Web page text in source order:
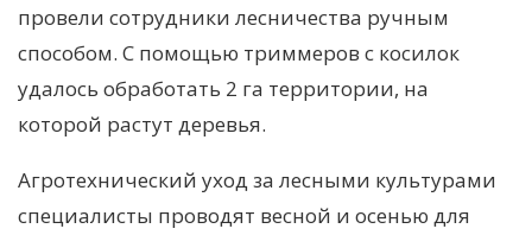
провели сотрудники лесничества ручным
способом. С помощью триммеров с косилок
удалось обработать 2 га территории, на
которой растут деревья.
Агротехнический уход за лесными культурами
специалисты проводят весной и осенью для